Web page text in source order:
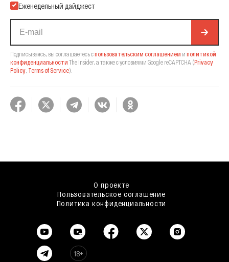
Еженедельный дайджест
Подписываясь, вы соглашаетесь спользовательским соглашением и политикой
конфиденциальности The Insider, а также с условиями Google reCAPTCHA (Privacy
Policy Terms of Service).
О проекте
Пользовательское соглашение
Политика конфиденциальности
18+